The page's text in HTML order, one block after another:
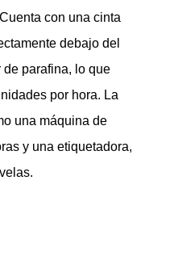
con una cinta
debajo del
parafina, lo que
por hora. La
una máquina de
y una etiquetadora,